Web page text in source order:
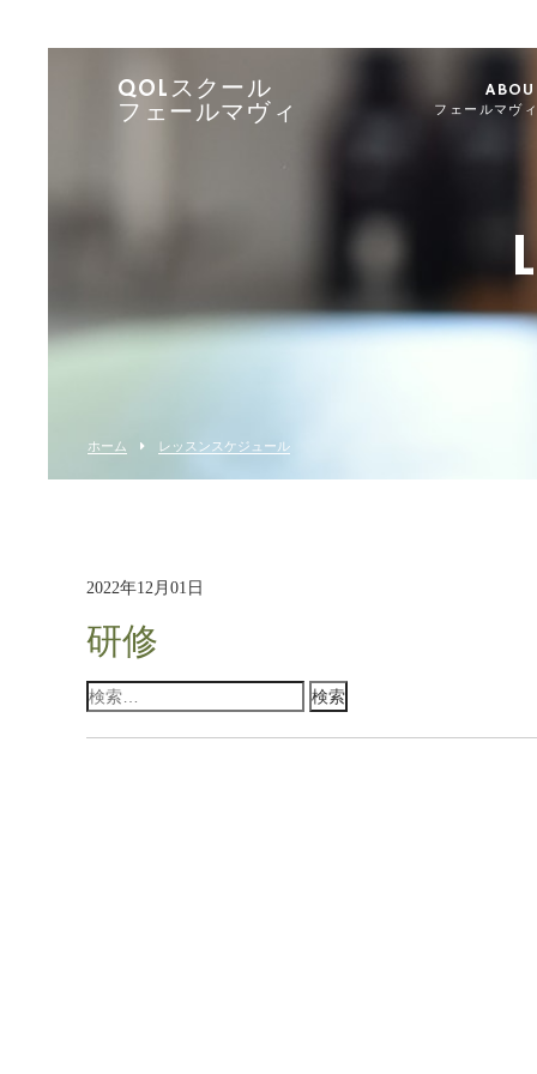
QOLスクール
フェールマヴィ
フェールマヴ
ホーム レッスンスケジュール
2022年12月01日
研修
検